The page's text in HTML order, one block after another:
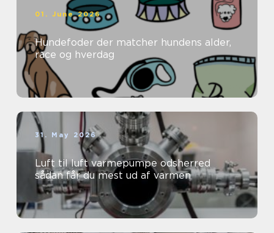
01. June 2026
Hundefoder der matcher hundens alder,
race og hverdag
31. May 2026
Luft til luft varmepumpe odsherred
sådan får du mest ud af varmen